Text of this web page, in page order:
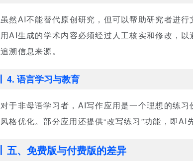
虽然AI不能替代原创研究，但可以帮助研究者进
用AI生成的学术内容必须经过人工核实和修改，
追溯信息来源。
4. 语言学习与教育
对于非母语学习者，AI写作应用是一个理想的练
风格优化。部分应用还提供“改写练习”功能，即
五、免费版与付费版的差异